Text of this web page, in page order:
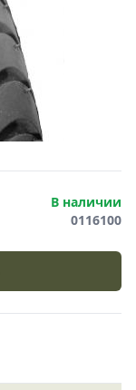
В наличии
0116100